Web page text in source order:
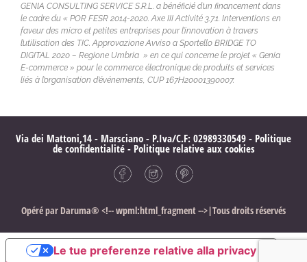
GENIA CONSULTING SERVICE S.R.L. a bénéficié d’un financement dans
le cadre du « POR FESR 2014-2020. Axe III Activité 3.7.1. Interventions en
faveur des micro et petites entreprises pour l’innovation à travers
l’utilisation des TIC. Approvazione Avviso a Sportello BRIDGE TO
DIGITAL 2020 – Regione Umbria » en ce qui concerne le projet « Genia
E-commerce » pour le commerce électronique de produits et services
liés à l’organisation d’événements, CUP 167H20001390007.
Via dei Mattoni,14 - Marsciano - P.Iva/C.F: 02989330549 - Politique
de confidentialité- Politique relative aux cookies
Opéré par Daruma® <!-- wpml:html_fragment -->|Tous droits réservés
Le tue preferenze relative alla privacy